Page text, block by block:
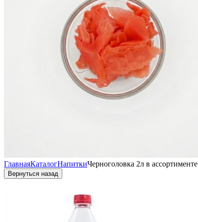
ГлавнаяКаталогНапиткиЧерноголовка 2л в ассортименте
Вернуться назад